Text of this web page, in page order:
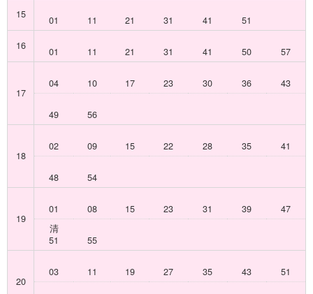
15
01 11 21 31 41
51
16
01 11 21 31 41 50 57
17
04 10 17 23 30 36 43
49 56
18
02 09 15 22 28 35 41
48 54
19
01 08 15 23 31 39
47
清
51
55
20
03 11 19 27 35 43 51